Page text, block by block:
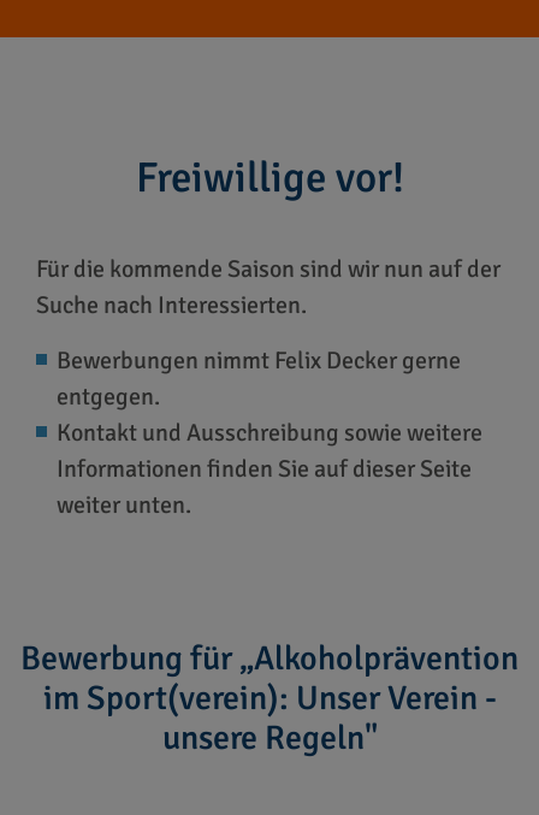
Freiwillige vor!
Für die kommende Saison sind wir nun auf der
Suche nach Interessierten.
Bewerbungen nimmt Felix Decker gerne
entgegen.
Kontakt und Ausschreibung sowie weitere
Informationen finden Sie auf dieser Seite
weiter unten.
Bewerbung für „Alkoholprävention
im Sport(verein): Unser Verein -
unsere Regeln"